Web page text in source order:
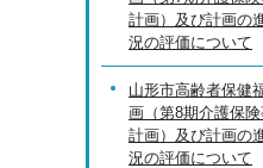
計画）及び計画の
況の評価について
山形市高齢者保健
画（第8期介護保
計画）及び計画の
況の評価について